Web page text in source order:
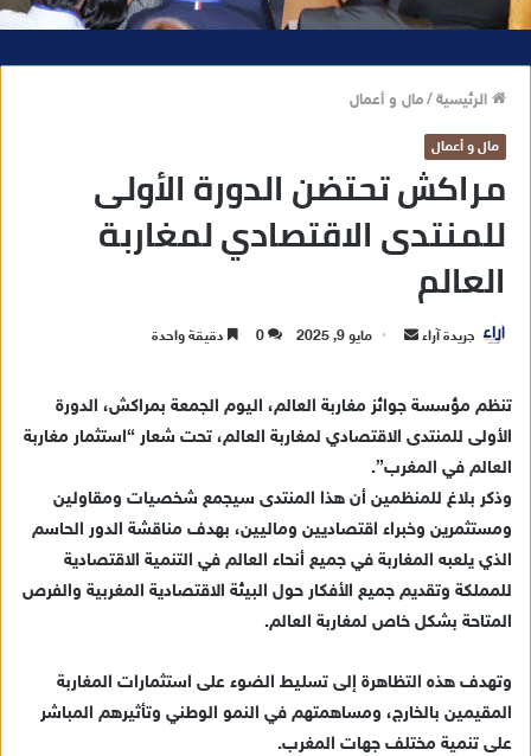
الرئيسية/مال و أعمال
مال و أعمال
مراكش تحتضن الدورة الأولى
للمنتدى الاقتصادي لمغاربة
العالم
جريدة آراء
ر
ي
د
ا
إ
ل
ت
ر
و
مايو 9, 2025 0 دقيقة واحدة
تنظم مؤسسة جوائز مغاربة العالم، اليوم الجمعة بمراكش، الدورة
الأولى للمنتدى الاقتصادي لمغاربة العالم، تحت شعار “استثمار مغاربة
العالم في المغرب”.
وذكر بلاغ للمنظمين أن هذا المنتدى سيجمع شخصيات ومقاولين
ومستثمرين وخبراء اقتصاديين وماليين، بهدف مناقشة الدور الحاسم
الذي يلعبه المغاربة في جميع أنحاء العالم في التنمية الاقتصادية
للمملكة وتقديم جميع الأفكار حول البيئة الاقتصادية المغربية والفرص
المتاحة بشكل خاص لمغاربة العالم.
وتهدف هذه التظاهرة إلى تسليط الضوء على استثمارات المغاربة
المقيمين بالخارج، ومساهمتهم في النمو الوطني وتأثيرهم المباشر
على تنمية مختلف جهات المغرب.